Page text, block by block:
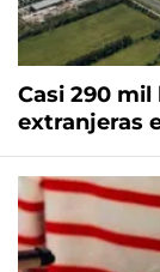
Casi 290
extranjeras